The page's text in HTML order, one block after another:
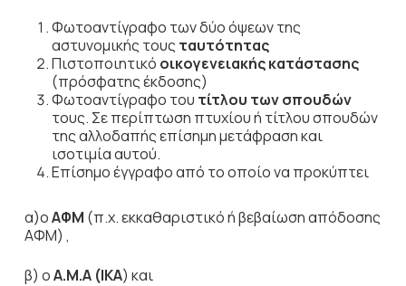
Φωτοαντίγραφο των δύο όψεων της
αστυνομικής τους ταυτότητας
Πιστοποιητικό οικογενειακής κατάστασης
(πρόσφατης έκδοσης)
Φωτοαντίγραφο του τίτλου των σπουδών
τους. Σε περίπτωση πτυχίου ή τίτλου σπουδών
της αλλοδαπής επίσημη μετάφραση και
ισοτιμία αυτού.
Επίσημο έγγραφο από το οποίο να προκύπτει
α)οΑΦΜ (π.χ. εκκαθαριστικό ή βεβαίωση απόδοσης
ΑΦΜ) ,
β) οΑ.Μ.Α (ΙΚΑ) και